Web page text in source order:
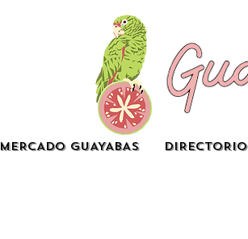
MERCADO GUAYABAS DIRECTORIO